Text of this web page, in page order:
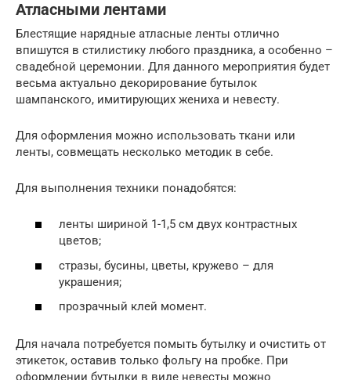
Атласными лентами
Блестящие нарядные атласные ленты отлично
впишутся в стилистику любого праздника, а особенно –
свадебной церемонии. Для данного мероприятия будет
весьма актуально декорирование бутылок
шампанского, имитирующих жениха и невесту.
Для оформления можно использовать ткани или
ленты, совмещать несколько методик в себе.
Для выполнения техники понадобятся:
ленты шириной 1-1,5 см двух контрастных
цветов;
стразы, бусины, цветы, кружево – для
украшения;
прозрачный клей момент.
Для начала потребуется помыть бутылку и очистить от
этикеток, оставив только фольгу на пробке. При
оформлении бутылки в виде невесты можно